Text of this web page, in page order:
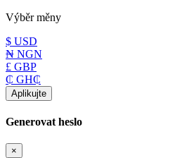
Výběr měny
$ USD
₦ NGN
£ GBP
₵ GH₵
Aplikujte
Generovat heslo
×